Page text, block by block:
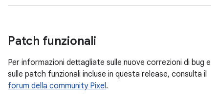
Patch funzionali
Per informazioni dettagliate sulle nuove correzioni di bug e
sulle patch funzionali incluse in questa release, consulta il
forum della community Pixel.